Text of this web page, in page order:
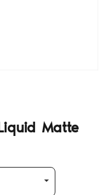
Matte